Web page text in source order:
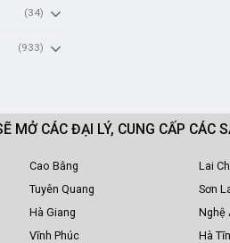
(34)
(933)
MỞ CÁC ĐẠI LÝ, CUNG CẤP CÁC
Cao Bằng
Tuyên Quang
Hà Giang
Vĩnh Phúc
Lai
Sơn
Nghệ
Hà